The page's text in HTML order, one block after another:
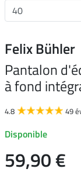
Felix Bühler
Pantalon
à fond
4.8 49
Disponible
59,90 €